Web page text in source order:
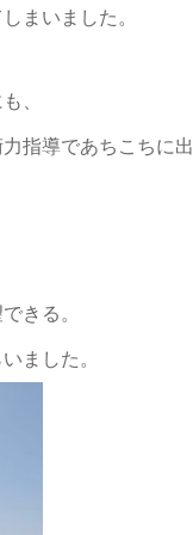
まいました。
、
指導であちこちに
きる。
ました。